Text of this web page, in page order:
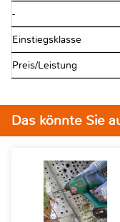
-
Einstiegsklasse
Preis/Leistung
Das könnte Sie